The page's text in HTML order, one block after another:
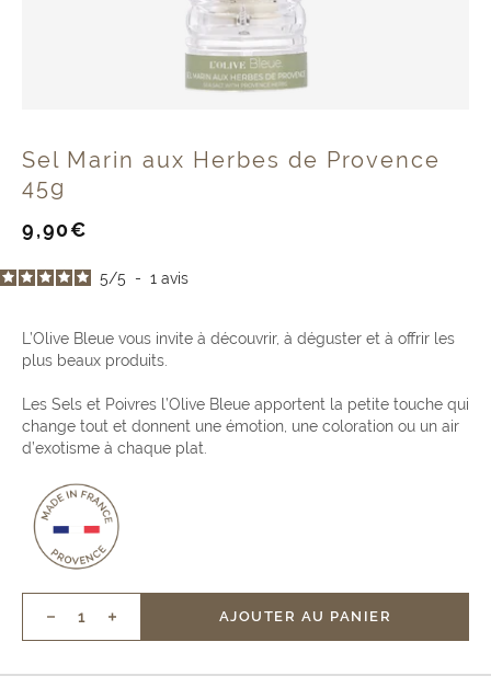
Sel Marin aux Herbes de Provence
45g
Prix
vente
9,90€
5/5 - 1 avis
L’Olive Bleue vous invite à découvrir, à déguster et à offrir les
plus beaux produits.
Les Sels et Poivres l’Olive Bleue apportent la petite touche qui
change tout et donnent une émotion, une coloration ou un air
d’exotisme à chaque plat.
Réduire
la
Augmenter
la
AJOUTER AU PANIER